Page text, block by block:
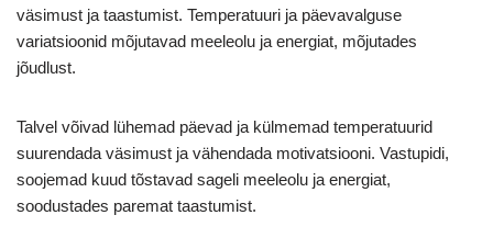
väsimust ja taastumist. Temperatuuri ja päevavalguse
variatsioonid mõjutavad meeleolu ja energiat, mõjutades
jõudlust.
Talvel võivad lühemad päevad ja külmemad temperatuurid
suurendada väsimust ja vähendada motivatsiooni. Vastupidi,
soojemad kuud tõstavad sageli meeleolu ja energiat,
soodustades paremat taastumist.